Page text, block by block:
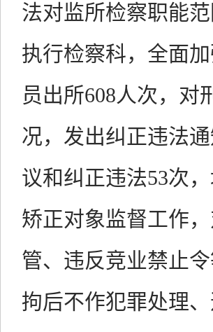
法对监所检察职能
执行检察科，全面
员出所608人次，对
况，发出纠正违法
议和纠正违法53次
矫正对象监督工作
管、违反竞业禁止
拘后不作犯罪处理